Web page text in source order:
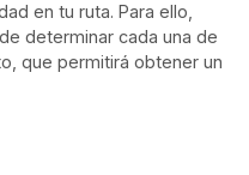
en tu ruta. Para ello,
determinar cada una de
que permitirá obtener un